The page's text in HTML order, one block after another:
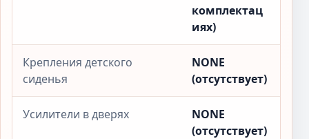
комплектац
иях)
Крепления детского
сиденья
NONE
(отсутствует)
Усилители в дверях
NONE
(отсутствует)